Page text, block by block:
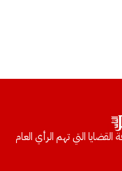
التي تهم الرأي العام